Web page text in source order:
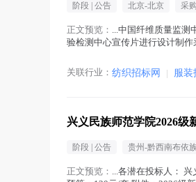
阶段 | 公告 北京-北京 采
正文预览： ...中国纤维质量监测
验检测中心宣传片进行设计制
关联行业： 纺织招标网 | 服装
兴义民族师范学院2026级
阶段 | 公告 贵州-黔西南布依
正文预览： ...各潜在投标人：